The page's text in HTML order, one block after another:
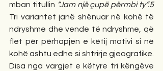
mban titullin “Jam një çupë përmbi ty”.5
Tri variantet janë shënuar në kohë të
ndryshme dhe vende të ndryshme, që
flet për përhapjen e këtij motivi si në
kohë ashtu edhe si shtrirje gjeografike.
Disa nga vargjet e këtyre tri këngëve